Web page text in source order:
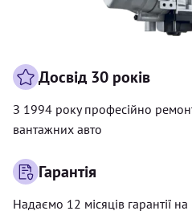
Досвід 30 років
З 1994 року професійно
вантажних авто
Гарантія
Надаємо 12 місяців гарантії